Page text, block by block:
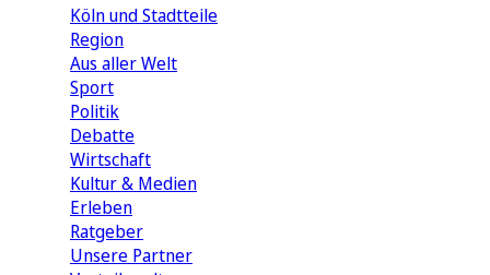
Köln und Stadtteile
Region
Aus aller Welt
Sport
Politik
Debatte
Wirtschaft
Kultur & Medien
Erleben
Ratgeber
Unsere Partner